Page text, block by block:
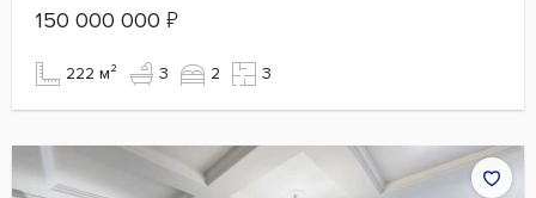
150 000 000 ₽
222 м² 3 2 3